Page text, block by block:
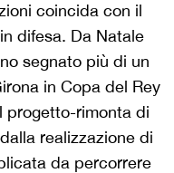
coincida con il
difesa. Da Natale
segnato più di un
in Copa del Rey
progetto-rimonta di
realizzazione di
da percorrere